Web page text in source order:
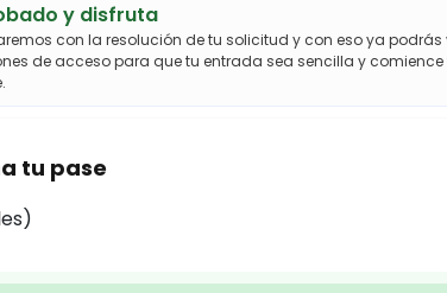
y disfruta
con la resolución de tu solicitud y con eso ya podrás
de acceso para que tu entrada sea sencilla y
tu pase